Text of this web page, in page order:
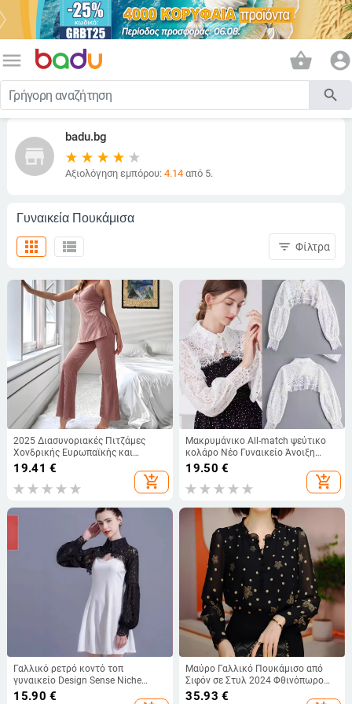
menu shopping_basket account_circle
search
store
badu.bg
Αξιολόγηση εμπόρου: 4.14από 5.
Γυναικεία Πουκάμισα
view_list
apps filter_list Φίλτρα
2025 Διασυνοριακές Πιτζάμες
Χονδρικής Ευρωπαϊκής και
Αμερικανικής Εξαγωγής Κομμένες
Σετ Σπιτιού Ενηλίκων Ολόσωμες,
Σέξι με Αποστολή
19.41 €
add_shopping_cart
Μακρυμάνικο All-match ψεύτικο
κολάρο Νέο Γυναικείο Άνοιξη
Καλοκαίρι Φθινόπωρο Εξωτερικό
Κοντό Δαντελένιο Ζακέτα με
Φούστα Σάλι Αντιανεμικό
19.50 €
add_shopping_cart
Γαλλικό ρετρό κοντό τοπ
γυναικείο Design Sense Niche
Super Fairy Lantern μανίκι
15.90 €
Μαύρο Γαλλικό Πουκάμισο από
Σιφόν σε Στυλ 2024 Φθινόπωρο
Νέο Στυλ Μεγάλο Μέγεθος Λεπτό
35.93 €